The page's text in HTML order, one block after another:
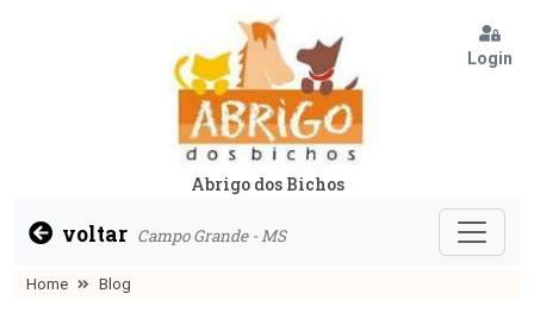
Login
Abrigo dos Bichos
voltar Campo Grande - MS
Home Blog